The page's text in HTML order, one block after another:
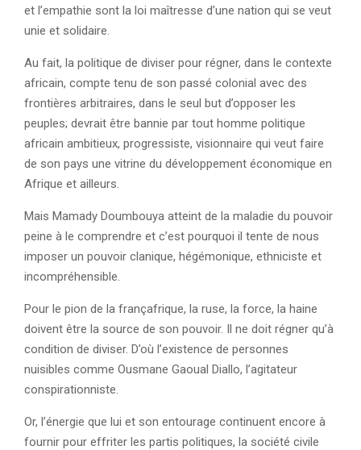
et l’empathie sont la loi maîtresse d’une nation qui se veut
unie et solidaire.
Au fait, la politique de diviser pour régner, dans le contexte
africain, compte tenu de son passé colonial avec des
frontières arbitraires, dans le seul but d’opposer les
peuples; devrait être bannie par tout homme politique
africain ambitieux, progressiste, visionnaire qui veut faire
de son pays une vitrine du développement économique en
Afrique et ailleurs.
Mais Mamady Doumbouya atteint de la maladie du pouvoir
peine à le comprendre et c’est pourquoi il tente de nous
imposer un pouvoir clanique, hégémonique, ethniciste et
incompréhensible.
Pour le pion de la françafrique, la ruse, la force, la haine
doivent être la source de son pouvoir. Il ne doit régner qu’à
condition de diviser. D’où l’existence de personnes
nuisibles comme Ousmane Gaoual Diallo, l’agitateur
conspirationniste.
Or, l’énergie que lui et son entourage continuent encore à
fournir pour effriter les partis politiques, la société civile